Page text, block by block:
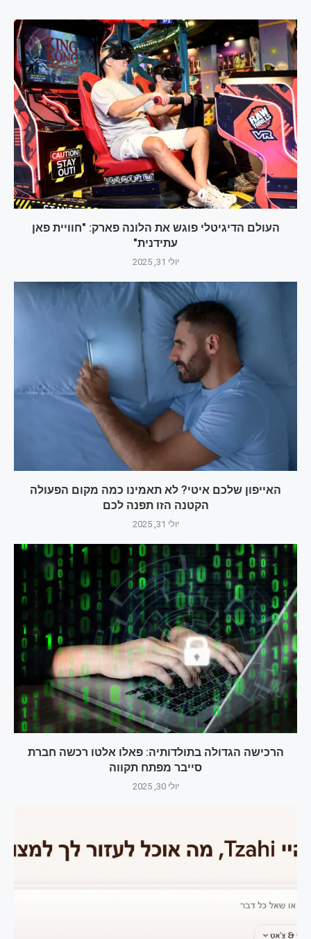
העולם הדיגיטלי פוגש את הלונה פארק: "חוויית פאן
עתידנית"
יולי 31, 2025
האייפון שלכם איטי? לא תאמינו כמה מקום הפעולה
הקטנה הזו תפנה לכם
יולי 31, 2025
הרכישה הגדולה בתולדותיה: פאלו אלטו רכשה חברת
סייבר מפתח תקווה
יולי 30, 2025